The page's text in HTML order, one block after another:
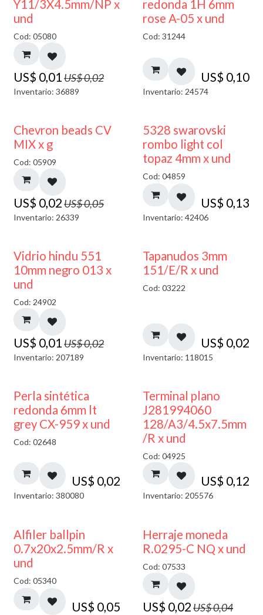
50% DESCUENTO
Y11/3X4.5mm/NP x
und
Cod: 05080
US$ 0,01 US$0,02
Inventario: 36889
redonda 1H 6mm
rose A-05 x und
Cod: 31244
US$ 0,10
Inventario: 24574
50% DESCUENTO
Chevron beads CV
MIX x g
Cod: 05909
US$ 0,02US$0,05
Inventario: 26339
5328 swarovski
rombo light col
topaz 4mm x und
Cod: 04859
US$ 0,13
Inventario: 42406
40% DESCUENTO
Vidrio hindu 551
10mm negro 013 x
und
Cod: 24902
US$ 0,01 US$0,02
Inventario: 207189
Tapanudos 3mm
151/E/R x und
Cod: 03222
US$ 0,02
Inventario: 118015
Perla sintética
redonda 6mm lt
grey CX-959 x und
Cod: 02648
US$ 0,02
Inventario: 380080
Terminal plano
J281994060
128/A3/4.5x7.5mm
/R x und
Cod: 04925
US$ 0,12
Inventario: 205576
Alfiler ballpin
0.7x20x2.5mm/R x
und
Cod: 05340
US$ 0,05
50% DESCUENTO
Herraje moneda
R.0295-C NQ x und
Cod: 07533
US$ 0,02US$0,04